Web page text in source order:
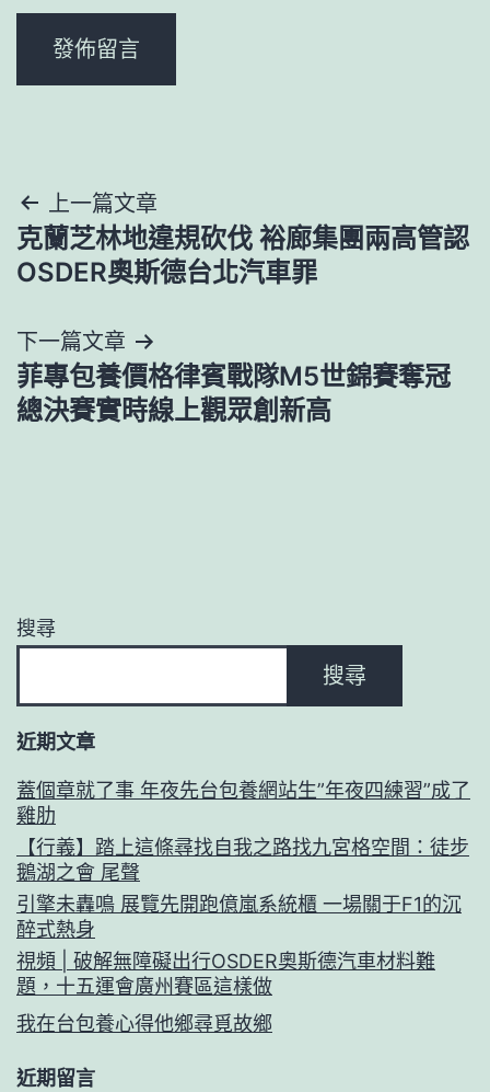
文
章
覽
上一篇文章
克蘭芝林地違規砍伐 裕廊集團兩高管認
OSDER奧斯德台北汽車罪
下一篇文章
菲專包養價格律賓戰隊M5世錦賽奪冠
總決賽實時線上觀眾創新高
搜尋
搜尋
近期文章
蓋個章就了事 年夜先台包養網站生”年夜四練習”成了
雞肋
【行義】踏上這條尋找自我之路找九宮格空間：徒步
鵝湖之會 尾聲
引擎未轟鳴 展覽先開跑億嵐系統櫃 一場關于F1的沉
醉式熱身
視頻 | 破解無障礙出行OSDER奧斯德汽車材料難
題，十五運會廣州賽區這樣做
我在台包養心得他鄉尋覓故鄉
近期留言